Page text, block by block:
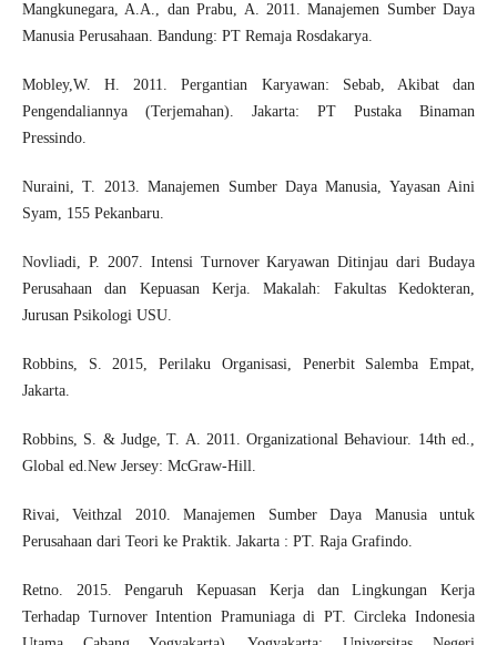
Mangkunegara, A.A., dan Prabu, A. 2011. Manajemen Sumber Daya
Manusia Perusahaan. Bandung: PT Remaja Rosdakarya.
Mobley,W. H. 2011. Pergantian Karyawan: Sebab, Akibat dan
Pengendaliannya (Terjemahan). Jakarta: PT Pustaka Binaman
Pressindo.
Nuraini, T. 2013. Manajemen Sumber Daya Manusia, Yayasan Aini
Syam, 155 Pekanbaru.
Novliadi, P. 2007. Intensi Turnover Karyawan Ditinjau dari Budaya
Perusahaan dan Kepuasan Kerja. Makalah: Fakultas Kedokteran,
Jurusan Psikologi USU.
Robbins, S. 2015, Perilaku Organisasi, Penerbit Salemba Empat,
Jakarta.
Robbins, S. & Judge, T. A. 2011. Organizational Behaviour. 14th ed.,
Global ed.New Jersey: McGraw-Hill.
Rivai, Veithzal 2010. Manajemen Sumber Daya Manusia untuk
Perusahaan dari Teori ke Praktik. Jakarta : PT. Raja Grafindo.
Retno. 2015. Pengaruh Kepuasan Kerja dan Lingkungan Kerja
Terhadap Turnover Intention Pramuniaga di PT. Circleka Indonesia